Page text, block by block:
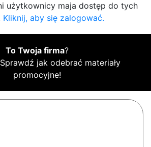
użytkownicy maja dostęp do tych
Kliknij, aby się zalogować.
To Twoja firma?
Sprawdź jak odebrać materiały
promocyjne!